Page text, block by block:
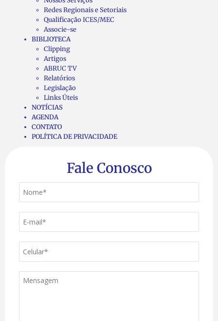
Redes Regionais e Setoriais
Qualificação ICES/MEC
Associe-se
BIBLIOTECA
Clipping
Artigos
ABRUC TV
Relatórios
Legislação
Links Úteis
NOTÍCIAS
AGENDA
CONTATO
POLÍTICA DE PRIVACIDADE
Fale Conosco